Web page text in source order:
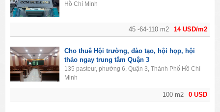
14 USD/m2
45 -64-110 m2
Hồ Chí Minh
0 USD
100 m2
Cho thuê Hội trường, đào tạo, hội họp, hội
thảo ngay trung tâm Quận 3
135 pasteur, phường 6, Quận 3, Thành Phố Hồ Chí
Minh